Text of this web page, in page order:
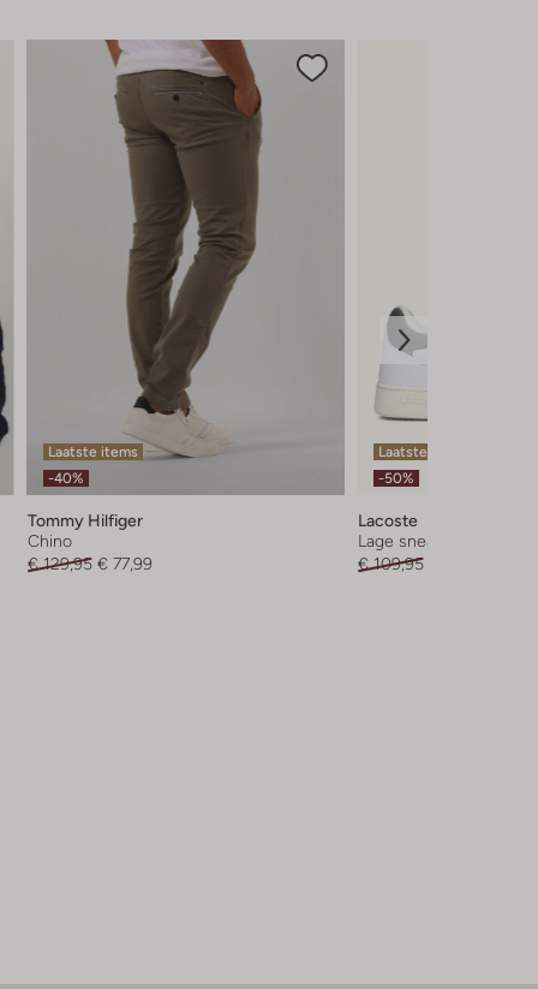
Laatste items
-40%
Tommy Hilfiger
Chino
€ 129,95 € 77,99
Laatste items
-50%
Lacoste
Lage sneakers
€ 109,95